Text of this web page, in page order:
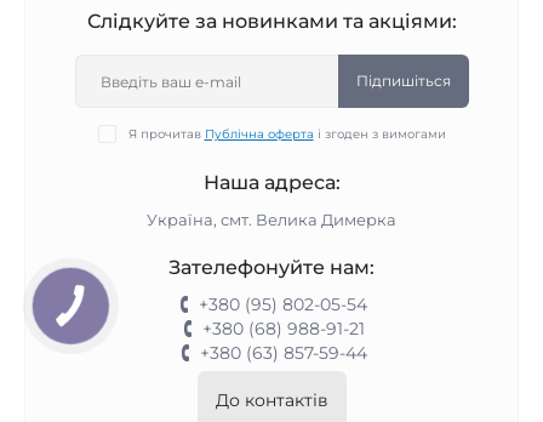
Слідкуйте за новинками та акціями:
Підпишіться
Я прочитав Публічна оферта і згоден з вимогами
Наша адреса:
Україна, смт. Велика Димерка
Зателефонуйте нам:
+380 (95) 802-05-54
+380 (68) 988-91-21
+380 (63) 857-59-44
До контактів